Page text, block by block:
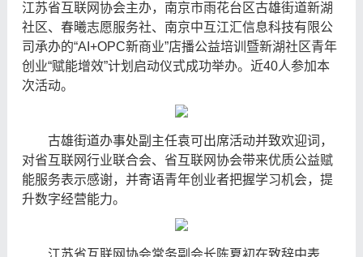
江苏省互联网协会主办，南京市雨花台区古雄街道新湖
社区、春曦志愿服务社、南京中互江汇信息科技有限公
司承办的“AI+OPC新商业”店播公益培训暨新湖社区青年
创业“赋能增效”计划启动仪式成功举办。近40人参加本
次活动。
古雄街道办事处副主任袁可出席活动并致欢迎词，
对省互联网行业联合会、省互联网协会带来优质公益赋
能服务表示感谢，并寄语青年创业者把握学习机会，提
升数字经营能力。
江苏省互联网协会常务副会长陈夏初在致辞中表